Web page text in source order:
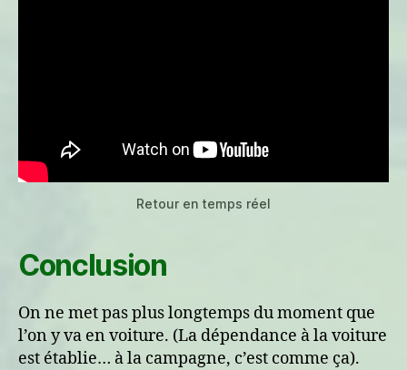
Retour en temps réel
Conclusion
On ne met pas plus longtemps du moment que
l’on y va en voiture. (La dépendance à la voiture
est établie… à la campagne, c’est comme ça).